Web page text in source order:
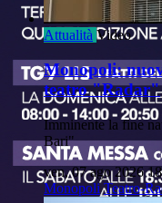
Attualità Video
Monopoli:
teatro "Radar"
Imminente la fine
Bari"
ven, 07 ago 2026
Monopoli Teatro-